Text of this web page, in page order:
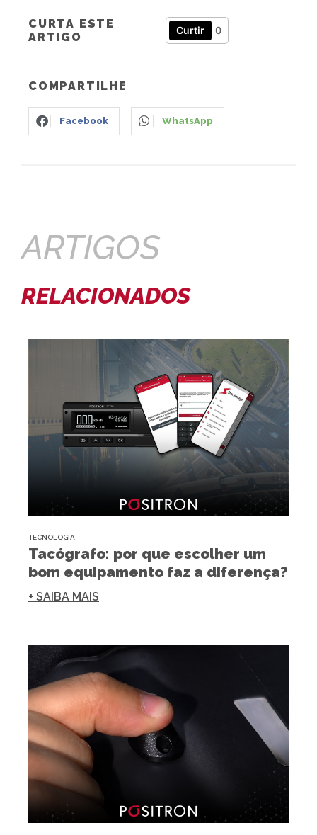
CURTA ESTE
ARTIGO
Curtir 0
COMPARTILHE
Facebook WhatsApp
ARTIGOS
RELACIONADOS
TECNOLOGIA
Tacógrafo: por que escolher um
bom equipamento faz a diferença?
+ SAIBA MAIS